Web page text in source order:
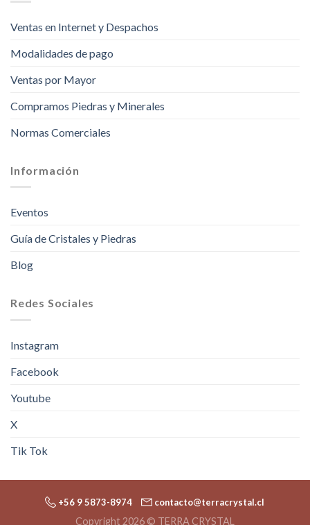
Ventas en Internet y Despachos
Modalidades de pago
Ventas por Mayor
Compramos Piedras y Minerales
Normas Comerciales
Información
Eventos
Guía de Cristales y Piedras
Blog
Redes Sociales
Instagram
Facebook
Youtube
X
Tik Tok
+56 9 5873-8974 contacto@terracrystal.cl
Copyright 2026 © TERRA CRYSTAL